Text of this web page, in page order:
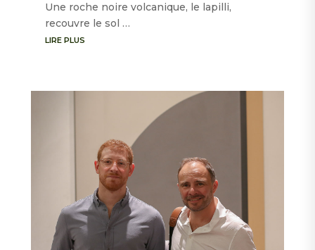
Une roche noire volcanique, le lapilli,
recouvre le sol …
LIRE PLUS